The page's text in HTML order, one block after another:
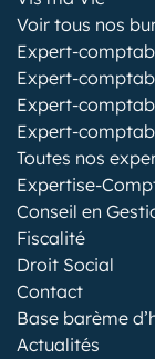
Voir tous nos
Expert-
Expert-
Expert-
Expert-
Toutes nos
Expertise-
Conseil en
Fiscalité
Droit Social
Contact
Base barème
Actualités